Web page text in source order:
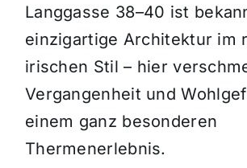
Langgasse 38–40 ist
einzigartige Architektur im
irischen Stil – hier
Vergangenheit und
einem ganz besonderen
Thermenerlebnis.